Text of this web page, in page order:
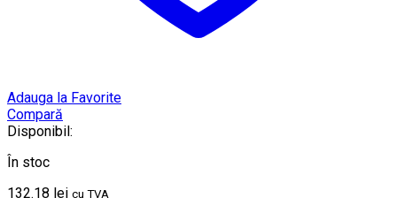
Adauga la Favorite
Compară
Disponibil:
În stoc
132.18 lei cu TVA